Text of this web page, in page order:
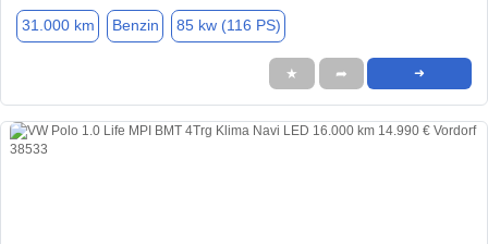
31.000 km Benzin 85 kw (116 PS)
★ ➦ ➜